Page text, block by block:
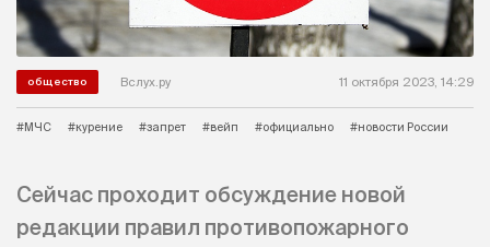
общество Вслух.ру 11 октября 2023, 14:29
#МЧС #курение #запрет #вейп #официально #новости России
Сейчас проходит обсуждение новой
редакции правил противопожарного